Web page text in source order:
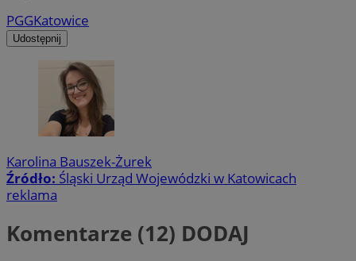
PGGKatowice
Udostępnij
Karolina Bauszek-Żurek
Źródło: Śląski Urząd Wojewódzki w Katowicach
reklama
Komentarze (12) DODAJ